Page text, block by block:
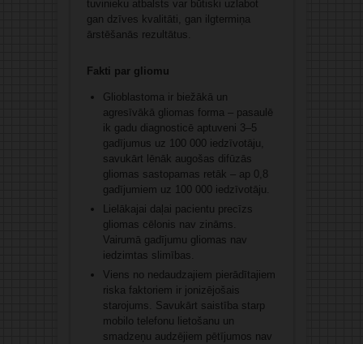
tuvinieku atbalsts var būtiski uzlabot
gan dzīves kvalitāti, gan ilgtermiņa
ārstēšanās rezultātus.
Fakti par gliomu
Glioblastoma ir biežākā un
agresīvākā gliomas forma – pasaulē
ik gadu diagnosticē aptuveni 3–5
gadījumus uz 100 000 iedzīvotāju,
savukārt lēnāk augošas difūzās
gliomas sastopamas retāk – ap 0,8
gadījumiem uz 100 000 iedzīvotāju.
Lielākajai daļai pacientu precīzs
gliomas cēlonis nav zināms.
Vairumā gadījumu gliomas nav
iedzimtas slimības.
Viens no nedaudzajiem pierādītajiem
riska faktoriem ir jonizējošais
starojums. Savukārt saistība starp
mobilo telefonu lietošanu un
smadzeņu audzējiem pētījumos nav